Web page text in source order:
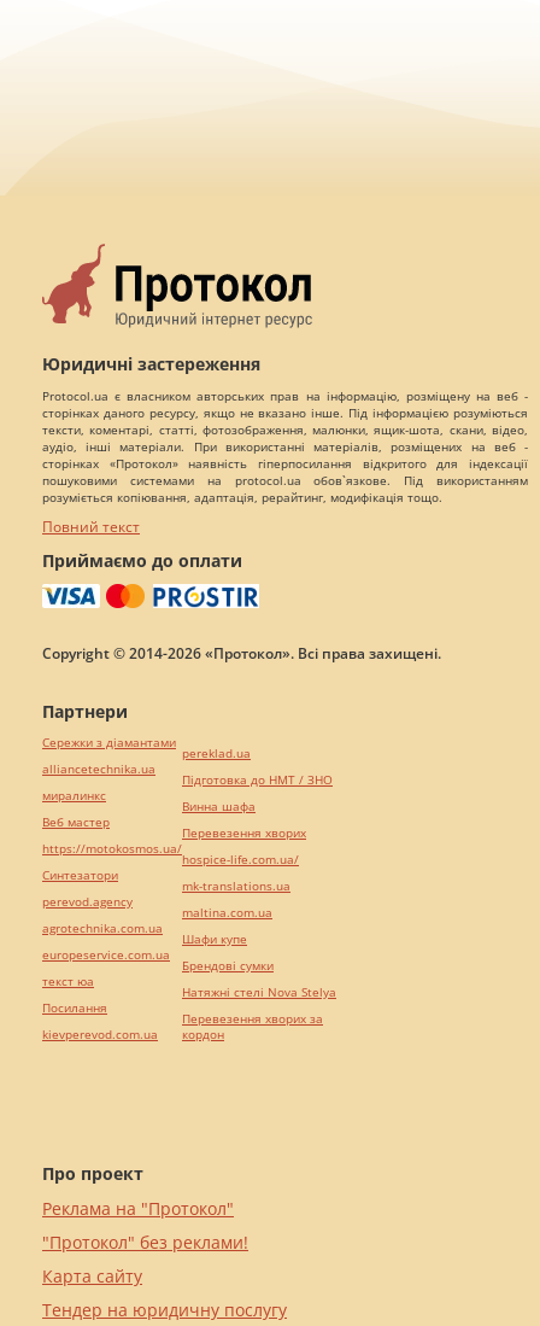
Юридичні застереження
Protocol.ua є власником авторських прав на інформацію, розміщену на веб -
сторінках даного ресурсу, якщо не вказано інше. Під інформацією розуміються
тексти, коментарі, статті, фотозображення, малюнки, ящик-шота, скани, відео,
аудіо, інші матеріали. При використанні матеріалів, розміщених на веб -
сторінках «Протокол» наявність гіперпосилання відкритого для індексації
пошуковими системами на protocol.ua обов`язкове. Під використанням
розуміється копіювання, адаптація, рерайтинг, модифікація тощо.
Повний текст
Приймаємо до оплати
Copyright © 2014-2026 «Протокол». Всі права захищені.
Про проект
Реклама на "Протокол"
"Протокол" без реклами!
Карта сайту
Тендер на юридичну послугу
Партнери
Сережки з діамантами
alliancetechnika.ua
миралинкс
Веб мастер
https://motokosmos.ua/
Синтезатори
perevod.agency
agrotechnika.com.ua
europeservice.com.ua
текст юа
Посилання
kievperevod.com.ua
pereklad.ua
Підготовка до НМТ / ЗНО
Винна шафа
Перевезення хворих
hospice-life.com.ua/
mk-translations.ua
maltina.com.ua
Шафи купе
Брендові сумки
Натяжні стелі Nova Stelya
Перевезення хворих за
кордон